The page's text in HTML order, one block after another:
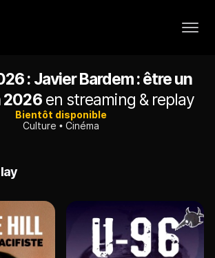
: Javier Bardem : être un
2026en streaming & replay
Bientôt disponible
Culture
Cinéma